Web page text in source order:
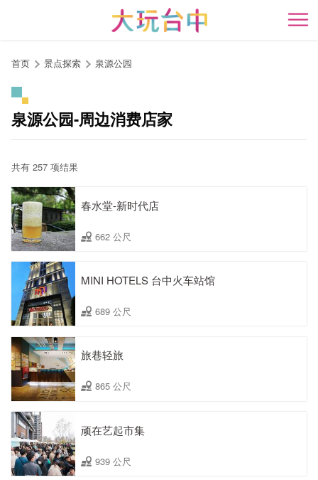
开
首页 景点探索 泉源公园
泉源公园-周边消费店家
共有 257 项结果
春水堂-新时代店
662 公尺
MINI HOTELS 台中火车站馆
689 公尺
旅巷轻旅
865 公尺
顽在艺起市集
939 公尺